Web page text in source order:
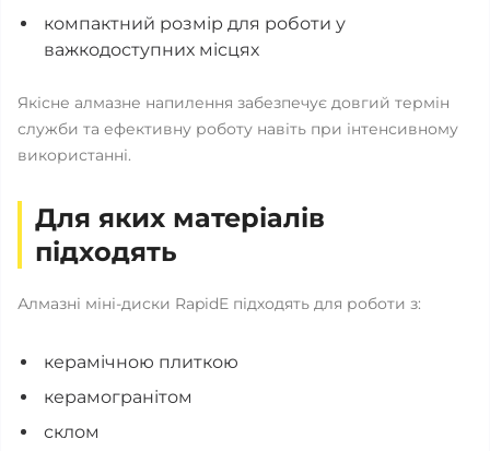
компактний розмір для роботи у
важкодоступних місцях
Якісне алмазне напилення забезпечує довгий термін
служби та ефективну роботу навіть при інтенсивному
використанні.
Для яких матеріалів
підходять
Алмазні міні-диски RapidE підходять для роботи з:
керамічною плиткою
керамогранітом
склом